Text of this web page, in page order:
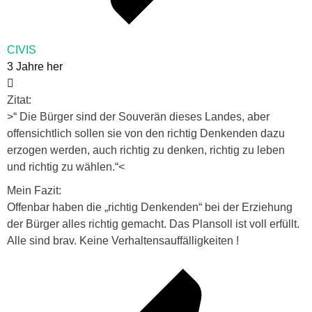
CIVIS
3 Jahre her
Zitat:
>“ Die Bürger sind der Souverän dieses Landes, aber
offensichtlich sollen sie von den richtig Denkenden dazu
erzogen werden, auch richtig zu denken, richtig zu leben
und richtig zu wählen.“<
Mein Fazit:
Offenbar haben die „richtig Denkenden“ bei der Erziehung
der Bürger alles richtig gemacht. Das Plansoll ist voll erfüllt.
Alle sind brav. Keine Verhaltensauffälligkeiten !